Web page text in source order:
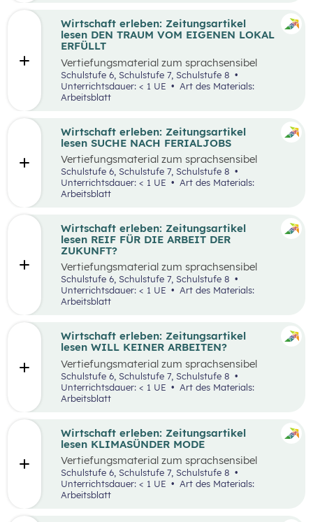
Wirtschaft erleben: Zeitungsartikel
lesen DEN TRAUM VOM EIGENEN LOKAL
ERFÜLLT
Vertiefungsmaterial zum sprachsensibel
aufbereiteten Zeitungsartikel “Den Traum vom
eigenen Lokal erfüllt”.
Schulstufe 6, Schulstufe 7, Schulstufe 8
Unterrichtsdauer: < 1 UE
Arbeitsblatt
Wirtschaft erleben: Zeitungsartikel
lesen SUCHE NACH FERIALJOBS
Vertiefungsmaterial zum sprachsensibel
aufbereiteten Zeitungsartikel “Spannende
Suche nach Ferialjobs”.
Schulstufe 6, Schulstufe 7, Schulstufe 8
Unterrichtsdauer: < 1 UE
Arbeitsblatt
Wirtschaft erleben: Zeitungsartikel
lesen REIF FÜR DIE ARBEIT DER
ZUKUNFT?
Vertiefungsmaterial zum sprachsensibel
aufbereiteten Zeitungsartikel “Reif für die
Arbeit der Zukunft?”.
Schulstufe 6, Schulstufe 7, Schulstufe 8
Unterrichtsdauer: < 1 UE
Art des Materials:
Arbeitsblatt
Wirtschaft erleben: Zeitungsartikel
lesen WILL KEINER ARBEITEN?
Vertiefungsmaterial zum sprachsensibel
aufbereiteten Zeitungsartikel “Will keiner
arbeiten?”.
Schulstufe 6, Schulstufe 7, Schulstufe 8
Unterrichtsdauer: < 1 UE
Arbeitsblatt
Wirtschaft erleben: Zeitungsartikel
lesen KLIMASÜNDER MODE
Vertiefungsmaterial zum sprachsensibel
aufbereiteten Zeitungsartikel “Klimasünder
Mode”.
Schulstufe 6, Schulstufe 7, Schulstufe 8
Unterrichtsdauer: < 1 UE
Arbeitsblatt